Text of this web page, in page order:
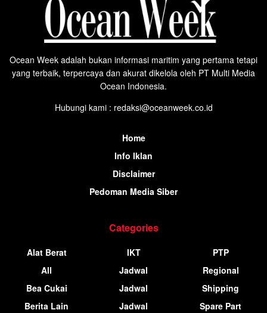
Ocean Week adalah bukan informasi maritim yang pertama tetapi
yang terbaik, terpercaya dan akurat dikelola oleh PT Multi Media
Ocean Indonesia.
Hubungi kami : redaksi@oceanweek.co.id
Home
Info Iklan
Disclaimer
Pedoman Media Siber
Categories
Alat Berat
All
Bea Cukai
Berita Lain
IKT
Jadwal
Jadwal
Jadwal
PTP
Regional
Shipping
Spare Part